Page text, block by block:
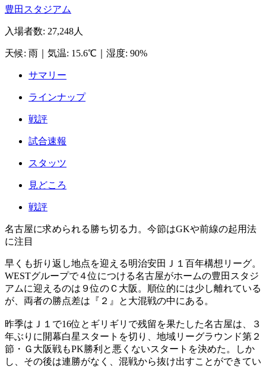
豊田スタジアム
入場者数: 27,248人
天候: 雨 気温: 15.6℃ 湿度: 90%
サマリー
ラインナップ
戦評
試合速報
スタッツ
見どころ
戦評
名古屋に求められる勝ち切る力。今節はGKや前線の起用法
に注目
早くも折り返し地点を迎える明治安田Ｊ１百年構想リーグ。
WESTグループで４位につける名古屋がホームの豊田スタジ
アムに迎えるのは９位のＣ大阪。順位的には少し離れている
が、両者の勝点差は『２』と大混戦の中にある。
昨季はＪ１で16位とギリギリで残留を果たした名古屋は、３
年ぶりに開幕白星スタートを切り、地域リーグラウンド第２
節・Ｇ大阪戦もPK勝利と悪くないスタートを決めた。しか
し、その後は連勝がなく、混戦から抜け出すことができてい